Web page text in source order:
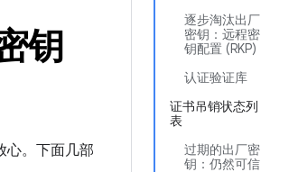
逐步淘汰出厂
密钥：远程密
钥配置 (RKP)
认证验证库
证书吊销状态列
表
过期的出厂密
钥：仍然可信
钥
心。下面几部